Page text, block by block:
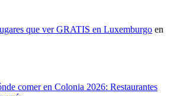
que ver GRATIS en Luxemburgo en
comer en Colonia 2026: Restaurantes